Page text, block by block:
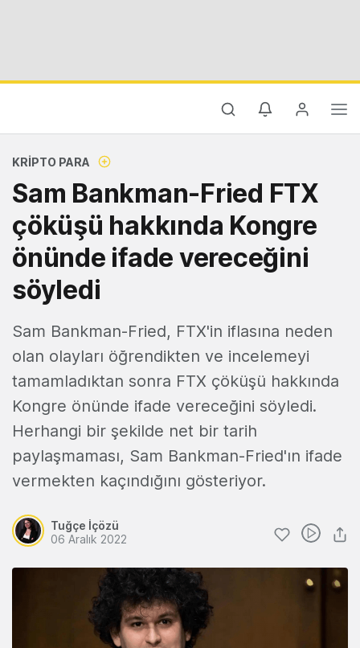
KRIPTO PARA
Sam Bankman-Fried FTX
çöküşü hakkında Kongre
önünde ifade vereceğini
söyledi
Sam Bankman-Fried, FTX'in iflasına neden
olan olayları öğrendikten ve incelemeyi
tamamladıktan sonra FTX çöküşü hakkında
Kongre önünde ifade vereceğini söyledi.
Herhangi bir şekilde net bir tarih
paylaşmaması, Sam Bankman-Fried'ın ifade
vermekten kaçındığını gösteriyor.
Tuğçe İçözü
06 Aralık 2022